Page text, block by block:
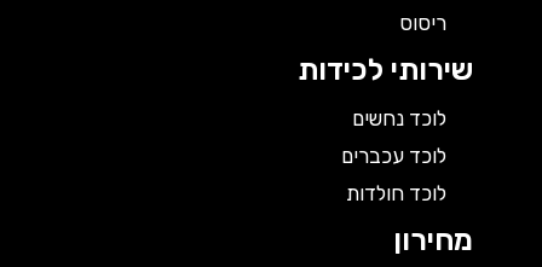
ריסוס
שירותי לכידות
לוכד נחשים
לוכד עכברים
לוכד חולדות
מחירון